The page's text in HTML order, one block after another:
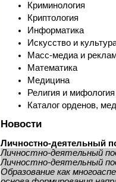
Криминология
Криптология
Информатика
Искусство и
Масс-медиа и
Математика
Медицина
Религия и мифология
Каталог орденов,
Новости
Личностно-деятельный
Личностно-деятельный
Личностно-деятельный
Образование как